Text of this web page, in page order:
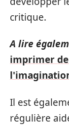
critique.
A lire
imprimer
Il est
régulière